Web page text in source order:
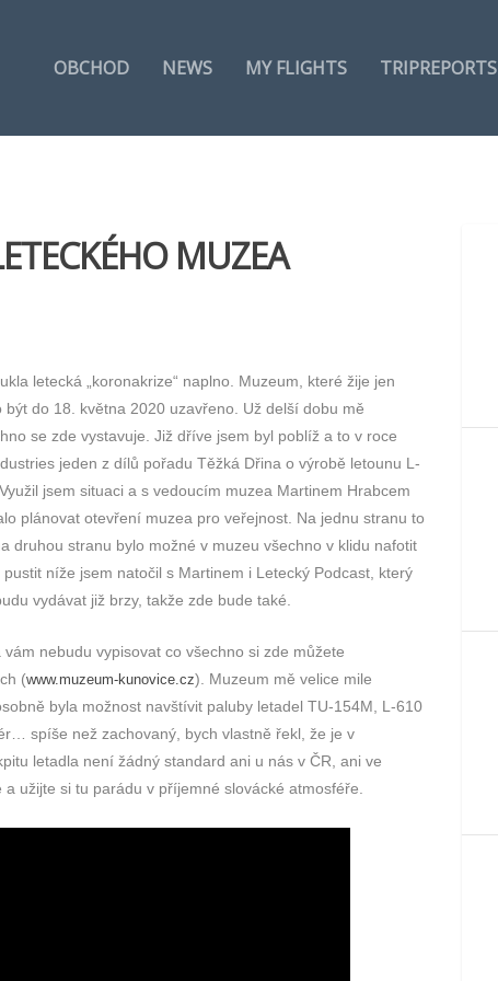
OBCHOD NEWS MY FLIGHTS TRIPREPORTS
MUZEA
letecká „koronakrize“ naplno. Muzeum, které žije jen
do 18. května 2020 uzavřeno. Už delší dobu mě
se zde vystavuje. Již dříve jsem byl poblíž a to v roce
jeden z dílů pořadu Těžká Dřina o výrobě letounu L-
jsem situaci a s vedoucím muzea Martinem Hrabcem
plánovat otevření muzea pro veřejnost. Na jednu stranu to
druhou stranu bylo možné v muzeu všechno v klidu nafotit
níže jsem natočil s Martinem i Letecký Podcast, který
vydávat již brzy, takže zde bude také.
nebudu vypisovat co všechno si zde můžete
(www.muzeum-kunovice.cz). Muzeum mě velice mile
byla možnost navštívit paluby letadel TU-154M, L-610
spíše než zachovaný, bych vlastně řekl, že je v
letadla není žádný standard ani u nás v ČR, ani ve
užijte si tu parádu v příjemné slovácké atmosféře.